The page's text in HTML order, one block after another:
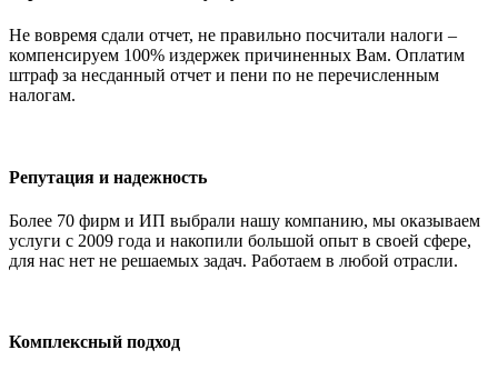
Не вовремя сдали отчет, не правильно посчитали налоги –
компенсируем 100% издержек причиненных Вам. Оплатим
штраф за несданный отчет и пени по не перечисленным
налогам.
Репутация и надежность
Более 70 фирм и ИП выбрали нашу компанию, мы оказываем
услуги с 2009 года и накопили большой опыт в своей сфере,
для нас нет не решаемых задач. Работаем в любой отрасли.
Комплексный подход